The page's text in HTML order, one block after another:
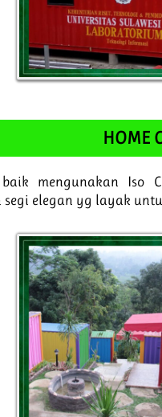
HOME
mengunakan Iso
segi elegan yg layak